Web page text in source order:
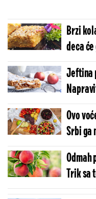
Brzi
deca
Jeftina
manje
Ovo
Srbi ga
organe
Trik sa